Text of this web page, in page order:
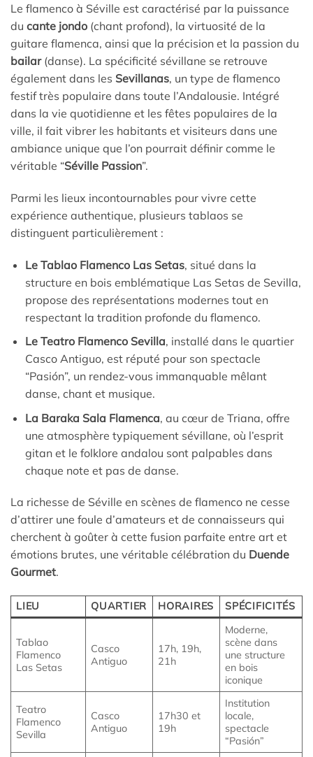
Le flamenco à Séville est caractérisé par la puissance
du cante jondo (chant profond), la virtuosité de la
guitare flamenca, ainsi que la précision et la passion du
bailar(danse). La spécificité sévillane se retrouve
également dans les Sevillanas, un type de flamenco
festif très populaire dans toute l’Andalousie. Intégré
dans la vie quotidienne et les fêtes populaires de la
ville, il fait vibrer les habitants et visiteurs dans une
ambiance unique que l’on pourrait définir comme le
véritable “Séville Passion”.
Parmi les lieux incontournables pour vivre cette
expérience authentique, plusieurs tablaos se
distinguent particulièrement :
Le Tablao Flamenco Las Setas, situé dans la
structure en bois emblématique Las Setas de Sevilla,
propose des représentations modernes tout en
respectant la tradition profonde du flamenco.
Le Teatro Flamenco Sevilla, installé dans le quartier
Casco Antiguo, est réputé pour son spectacle
“Pasión”, un rendez-vous immanquable mêlant
danse, chant et musique.
La Baraka Sala Flamenca, au cœur de Triana, offre
une atmosphère typiquement sévillane, où l’esprit
gitan et le folklore andalou sont palpables dans
chaque note et pas de danse.
La richesse de Séville en scènes de flamenco ne cesse
d’attirer une foule d’amateurs et de connaisseurs qui
cherchent à goûter à cette fusion parfaite entre art et
émotions brutes, une véritable célébration du Duende
Gourmet.
LIEU QUARTIER HORAIRES SPÉCIFICITÉS
Tablao
Flamenco
Las Setas
Casco
Antiguo
17h, 19h,
21h
Moderne,
scène dans
une structure
en bois
iconique
Teatro
Flamenco
Sevilla
Casco
Antiguo
17h30 et
19h
Institution
locale,
spectacle
“Pasión”